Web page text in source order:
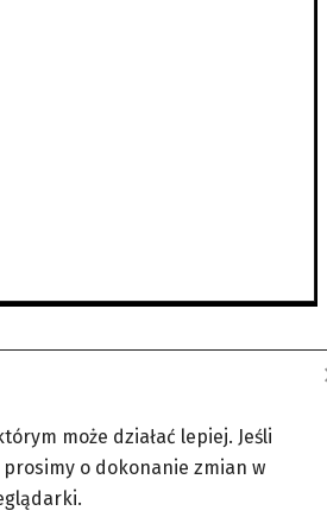
może działać lepiej. Jeśli
o dokonanie zmian w